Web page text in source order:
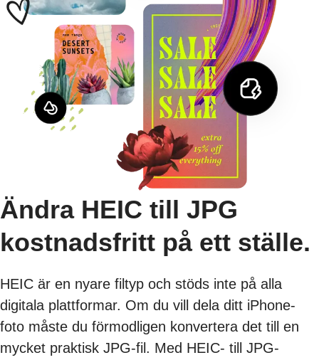
Ändra HEIC till JPG
kostnadsfritt på ett ställe.
HEIC är en nyare filtyp och stöds inte på alla
digitala plattformar. Om du vill dela ditt iPhone-
foto måste du förmodligen konvertera det till en
mycket praktisk JPG-fil. Med HEIC- till JPG-